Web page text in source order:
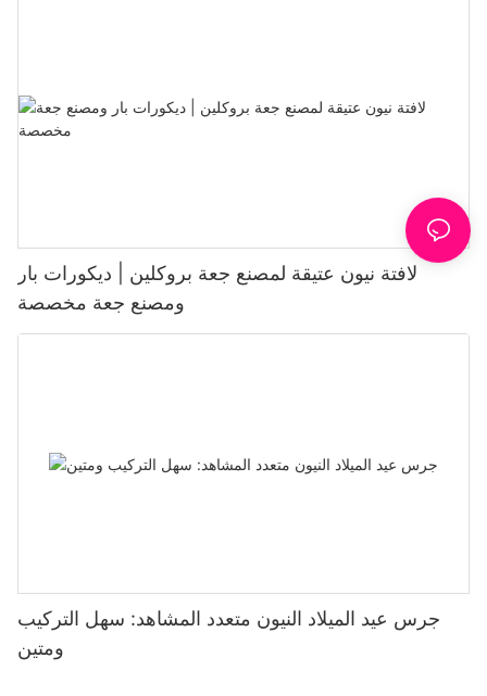
لافتة نيون عتيقة لمصنع جعة بروكلين | ديكورات بار
ومصنع جعة مخصصة
جرس عيد الميلاد النيون متعدد المشاهد: سهل التركيب
ومتين